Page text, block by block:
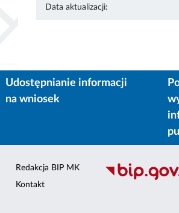
Data aktualizacji:
Udostępnianie informacji
na wniosek
Redakcja BIP MK
Kontakt